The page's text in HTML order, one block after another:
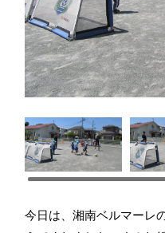
今日は、湘南ベルマーレ